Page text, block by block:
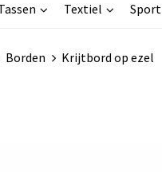
Textiel Sport
Borden Krijtbord op ezel